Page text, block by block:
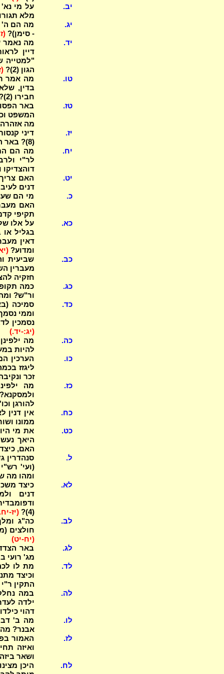
יב.
מלא תגורו (2)? במה נח' ת"ק וריב"ק
יג.
מה הם ה'
- סימן)?
יד.
הגון (2)?
טו.
מה אמר
בדין,
חבירו (2)? ומנ"ל לכלי הדיינים?
טז.
באר
מה אזהרה
יז.
(8)? באר הברייתא וחכ"א תבעו ממון ב"ג תבעו נפשות בכ"ג?
יח.
מה הם
דוהצדיקו
יט.
האם
דנים
כ.
האם
תקיפי
כא.
על אלו
בגליל
דאין
ומדוע?
כב.
שביעית
חזקיה
כג.
כמה
ור"ש?
כד.
סמיכה
וממי
נסמכין
(יג:-יד.)
כה.
מה
להיות
כו.
ליגזז
זכר
כז.
מה
להורגן
כח.
אין
ממונו
כט.
את מי
היאך
האם,
ל.
ומהו מה
לא.
דנים
(4)?
(יז-
לב.
כה"ג
חולצים
(יח-יט)
לג.
באר
מג' רועי
לד.
מת לו
וכיצד
התקין
לה.
דהוי
לו.
מה ב'
אבנר?
לז.
האמור
ואיזה
ושאר
לח.
היכן